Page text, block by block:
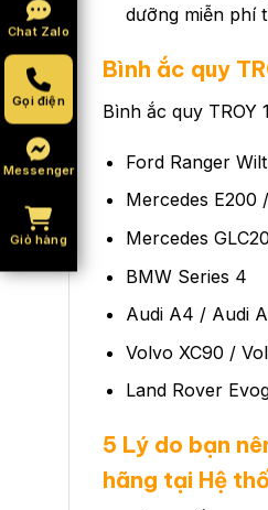
dưỡng miễn phí
Bình ắc quy
Bình ắc quy TROY
Ford Ranger
Mercedes E200
Mercedes
BMW Series 4
Audi A4 / Audi
Volvo XC90 /
Land Rover
5 Lý do bạn
hãng tại Hệ
Chat Zalo
Gọi điện
Messenger
Giỏ hàng